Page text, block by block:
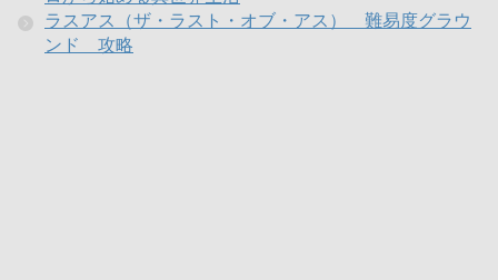
ラスアス（ザ・ラスト・オブ・アス） 難易度グラウ
ンド 攻略